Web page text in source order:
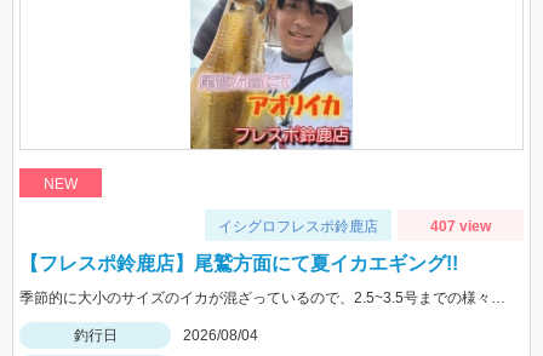
NEW
イシグロフレスポ鈴鹿店 407 view
【フレスポ鈴鹿店】尾鷲方面にて夏イカエギング!!
季節的に大小のサイズのイカが混ざっているので、2.5~3.5号までの様々なサイズを持っていきましょう!!
釣行日
2026/08/04